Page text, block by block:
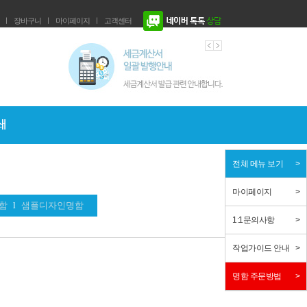
ㅣ 장바구니 ㅣ 마이페이지 ㅣ 고객센터
l 샘플디자인명함
전체 메뉴 보기
마이페이지
1:1문의사항
작업가이드 안내
명함 주문방법